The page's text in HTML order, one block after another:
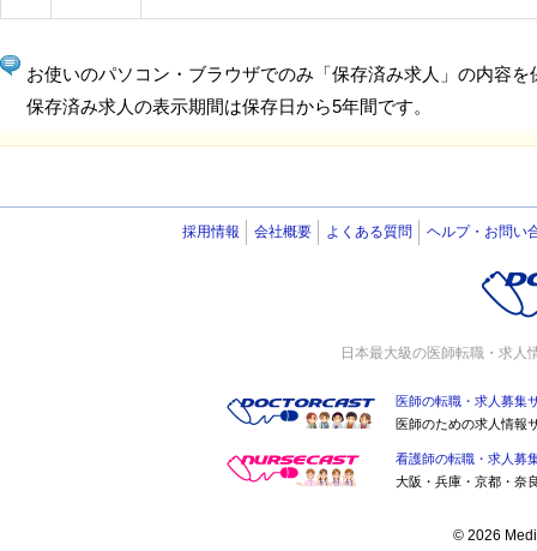
お使いのパソコン・ブラウザでのみ「保存済み求人」の内容を
保存済み求人の表示期間は保存日から5年間です。
採用情報 会社概要 よくある質問 ヘルプ・お問い
日本最大級の医師転職・求人
医師の転職・求人募集
医師のための求人情報
看護師の転職・求人募
大阪・兵庫・京都・奈
© 2026